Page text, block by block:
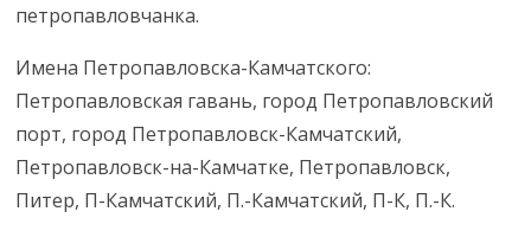
петропавловчанка.
Имена Петропавловска-Камчатского:
Петропавловская гавань, город Петропавловский
порт, город Петропавловск-Камчатский,
Петропавловск-на-Камчатке, Петропавловск,
Питер, П-Камчатский, П.-Камчатский, П-К, П.-К.